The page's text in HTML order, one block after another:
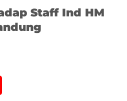
Staff Ind HM